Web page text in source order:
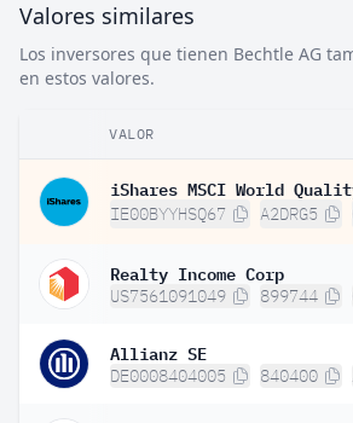
Valores similares
Los inversores que tienen Bechtle AG
en estos valores.
VALOR
IE00BYYHSQ67 A2DRG5
Realty Income Corp
US7561091049 899744
Allianz SE
DE0008404005 840400